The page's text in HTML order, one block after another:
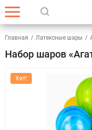
Главная / Латексные шары /
Набор шаров
Хит!